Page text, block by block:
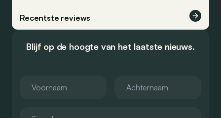
Recentste reviews
Blijf op de hoogte van het laatste nieuws.